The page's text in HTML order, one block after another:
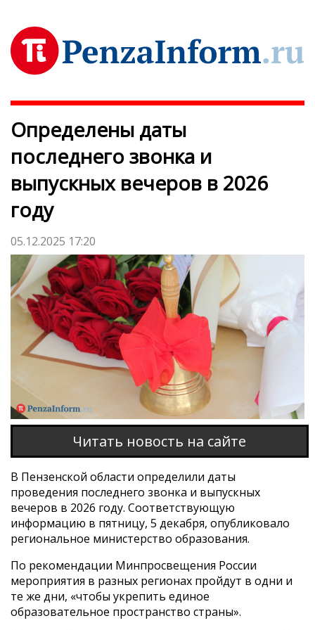
Определены даты
последнего звонка и
выпускных вечеров в 2026
году
05.12.2025 17:20
Читать новость на сайте
В Пензенской области определили даты
проведения последнего звонка и выпускных
вечеров в 2026 году. Соответствующую
информацию в пятницу, 5 декабря, опубликовало
региональное министерство образования.
По рекомендации Минпросвещения России
мероприятия в разных регионах пройдут в одни и
те же дни, «чтобы укрепить единое
образовательное пространство страны».